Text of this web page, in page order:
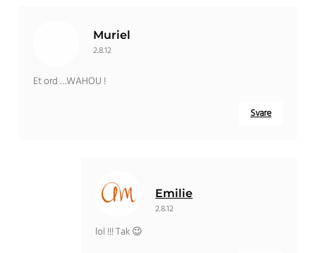
Muriel
2.8.12
Et ord …WAHOU !
Svare
Emilie
2.8.12
lol !!! Tak 😉